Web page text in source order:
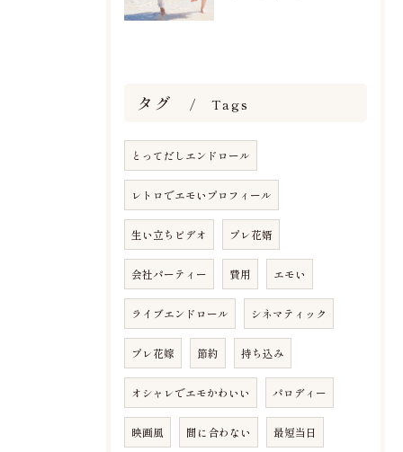
タグ Tags
とってだしエンドロール
レトロでエモいプロフィール
生い立ちビデオ プレ花婿
会社パーティー 費用 エモい
ライブエンドロール シネマティック
プレ花嫁 節約 持ち込み
オシャレでエモかわいい パロディー
映画風 間に合わない 最短当日